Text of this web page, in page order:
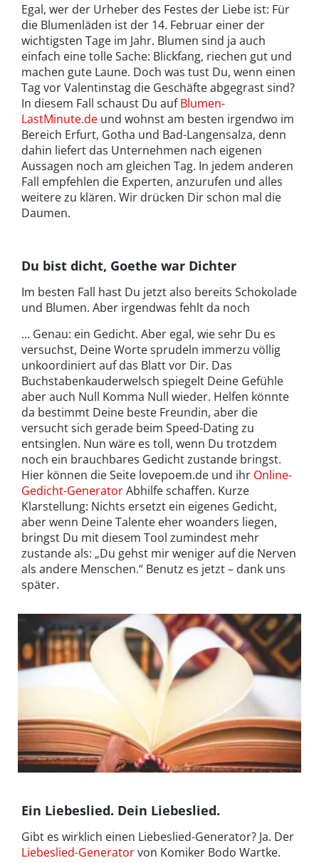
Egal, wer der Urheber des Festes der Liebe ist: Für
die Blumenläden ist der 14. Februar einer der
wichtigsten Tage im Jahr. Blumen sind ja auch
einfach eine tolle Sache: Blickfang, riechen gut und
machen gute Laune. Doch was tust Du, wenn einen
Tag vor Valentinstag die Geschäfte abgegrast sind?
In diesem Fall schaust Du aufBlumen-
LastMinute.de und wohnst am besten irgendwo im
Bereich Erfurt, Gotha und Bad-Langensalza, denn
dahin liefert das Unternehmen nach eigenen
Aussagen noch am gleichen Tag. In jedem anderen
Fall empfehlen die Experten, anzurufen und alles
weitere zu klären. Wir drücken Dir schon mal die
Daumen.
Du bist dicht, Goethe war Dichter
Im besten Fall hast Du jetzt also bereits Schokolade
und Blumen. Aber irgendwas fehlt da noch
... Genau: ein Gedicht. Aber egal, wie sehr Du es
versuchst, Deine Worte sprudeln immerzu völlig
unkoordiniert auf das Blatt vor Dir. Das
Buchstabenkauderwelsch spiegelt Deine Gefühle
aber auch Null Komma Null wieder. Helfen könnte
da bestimmt Deine beste Freundin, aber die
versucht sich gerade beim Speed-Dating zu
entsinglen. Nun wäre es toll, wenn Du trotzdem
noch ein brauchbares Gedicht zustande bringst.
Hier können die Seite lovepoem.de und ihr Online-
Gedicht-GeneratorAbhilfe schaffen. Kurze
Klarstellung: Nichts ersetzt ein eigenes Gedicht,
aber wenn Deine Talente eher woanders liegen,
bringst Du mit diesem Tool zumindest mehr
zustande als: „Du gehst mir weniger auf die Nerven
als andere Menschen.“ Benutz es jetzt – dank uns
später.
Ein Liebeslied. Dein Liebeslied.
Gibt es wirklich einen Liebeslied-Generator? Ja. Der
Liebeslied-Generatorvon Komiker Bodo Wartke.